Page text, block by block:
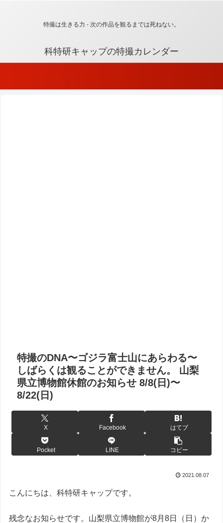
特撮は生きる力 - 次の作品を観るまでは死ねない。
科特研キャップの特撮カレンダー
特撮のDNA〜ゴジラ富士山にあらわる〜
しばらくは観ることができません。 山梨
県立博物館休館のお知らせ 8/8(日)〜
8/22(日)
X Facebook はてブ
Pocket LINE コピー
2021.08.07
こんにちは、科特研キャップです。
残念なお知らせです。山梨県立博物館が8月8日（日）か